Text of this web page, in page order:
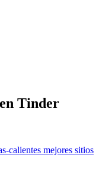
Tinder
calientes mejores sitios